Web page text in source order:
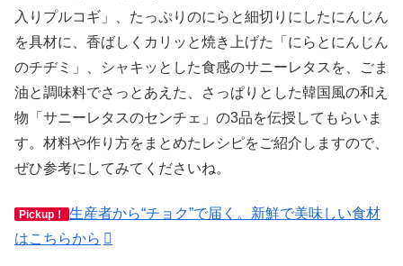
入りプルコギ」、たっぷりのにらと細切りにしたにんじん
を具材に、香ばしくカリッと焼き上げた「にらとにんじん
のチヂミ」、シャキッとした食感のサニーレタスを、ごま
油と調味料でさっとあえた、さっぱりとした韓国風の和え
物「サニーレタスのセンチェ」の3品を伝授してもらいま
す。材料や作り方をまとめたレシピをご紹介しますので、
ぜひ参考にしてみてくださいね。
Pickup！
生産者から“チョク”で届く。新鮮で美味しい食材
はこちらから